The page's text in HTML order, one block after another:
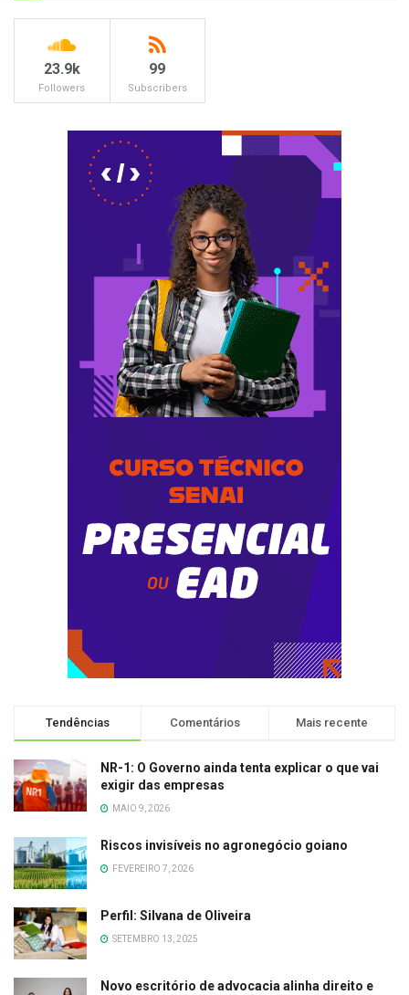
23.9k
Followers
99
Subscribers
Tendências Comentários Mais recente
NR-1: O Governo ainda tenta explicar o que vai
exigir das empresas
MAIO 9, 2026
Riscos invisíveis no agronegócio goiano
FEVEREIRO 7, 2026
Perfil: Silvana de Oliveira
SETEMBRO 13, 2025
Novo escritório de advocacia alinha direito e